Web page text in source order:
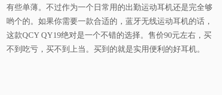
有些单薄。不过作为一个日常用的出勤运动耳机还是完全够
哟个的。如果你需要一款合适的，蓝牙无线运动耳机的话，
这款QCY QY19绝对是一个不错的选择。售价90元左右，买
不到吃亏，买不到上当。买到的就是实用便利的好耳机。